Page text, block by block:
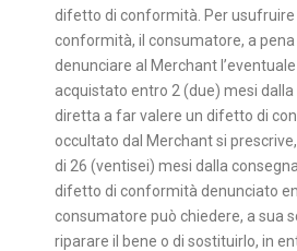
difetto di conformità. Per usufruire
conformità, il consumatore, a
denunciare al Merchant
acquistato entro 2 (due) mesi dalla
diretta a far valere un difetto di
occultato dal Merchant si
di 26 (ventisei) mesi dalla
difetto di conformità denunciato
consumatore può chiedere, a sua
riparare il bene o di sostituirlo, in